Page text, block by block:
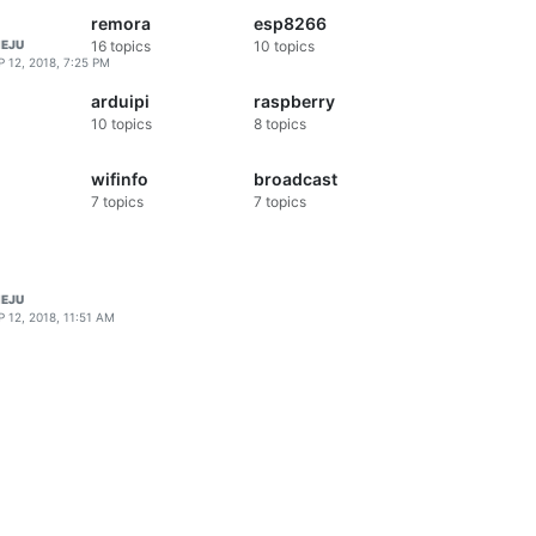
12, 2018, 7:25 PM
12, 2018, 11:51 AM
remora
16 topics
esp8266
10 topics
arduipi
10 topics
raspberry
8topics
wifinfo
7 topics
broadcast
7 topics